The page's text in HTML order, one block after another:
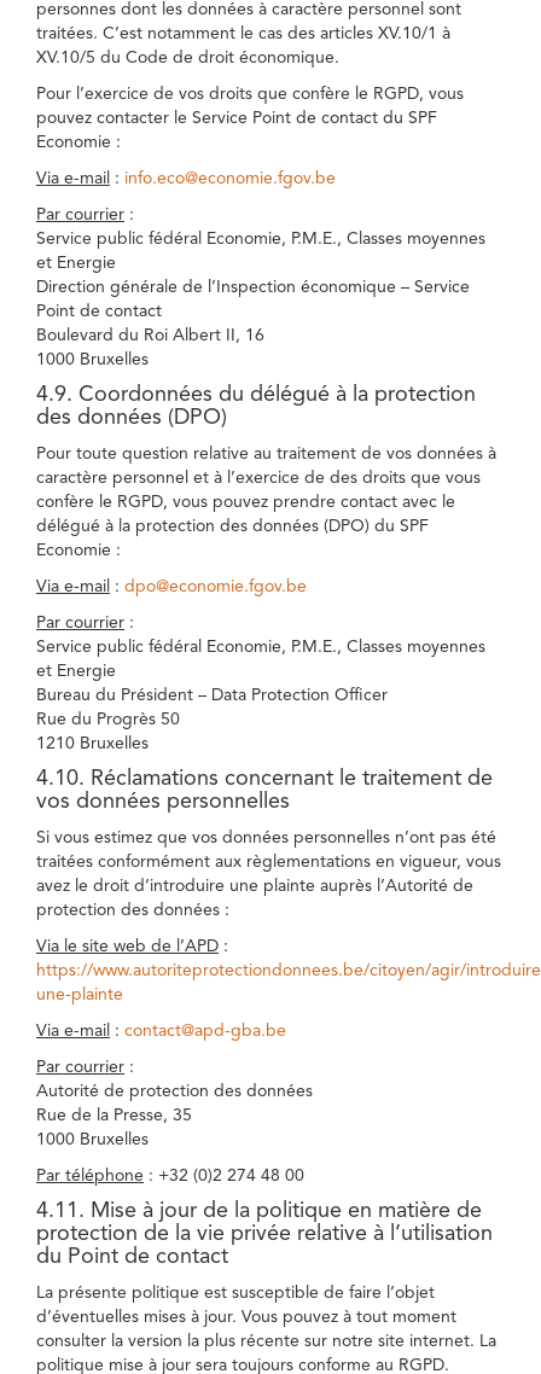
personnes dont les données à caractère personnel sont
traitées. C’est notamment le cas des articles XV.10/1 à
XV.10/5 du Code de droit économique.
Pour l’exercice de vos droits que confère le RGPD, vous
pouvez contacter le Service Point de contact du SPF
Economie :
Via e-mail : info.eco@economie.fgov.be
Par courrier :
Service public fédéral Economie, P.M.E., Classes moyennes
et Energie
Direction générale de l’Inspection économique – Service
Point de contact
Boulevard du Roi Albert II, 16
1000 Bruxelles
4.9. Coordonnées du délégué à la protection
des données (DPO)
Pour toute question relative au traitement de vos données à
caractère personnel et à l’exercice de des droits que vous
confère le RGPD, vous pouvez prendre contact avec le
délégué à la protection des données (DPO) du SPF
Economie :
Via e-mail : dpo@economie.fgov.be
Par courrier :
Service public fédéral Economie, P.M.E., Classes moyennes
et Energie
Bureau du Président – Data Protection Officer
Rue du Progrès 50
1210 Bruxelles
4.10. Réclamations concernant le traitement de
vos données personnelles
Si vous estimez que vos données personnelles n’ont pas été
traitées conformément aux règlementations en vigueur, vous
avez le droit d’introduire une plainte auprès l’Autorité de
protection des données :
Via le site web de l’APD :
https://www.autoriteprotectiondonnees.be/citoyen/agir/
une-plainte
Via e-mail : contact@apd-gba.be
Par courrier :
Autorité de protection des données
Rue de la Presse, 35
1000 Bruxelles
Par téléphone : +32 (0)2 274 48 00
4.11. Mise à jour de la politique en matière de
protection de la vie privée relative à l’utilisation
du Point de contact
La présente politique est susceptible de faire l’objet
d’éventuelles mises à jour. Vous pouvez à tout moment
consulter la version la plus récente sur notre site internet. La
politique mise à jour sera toujours conforme au RGPD.